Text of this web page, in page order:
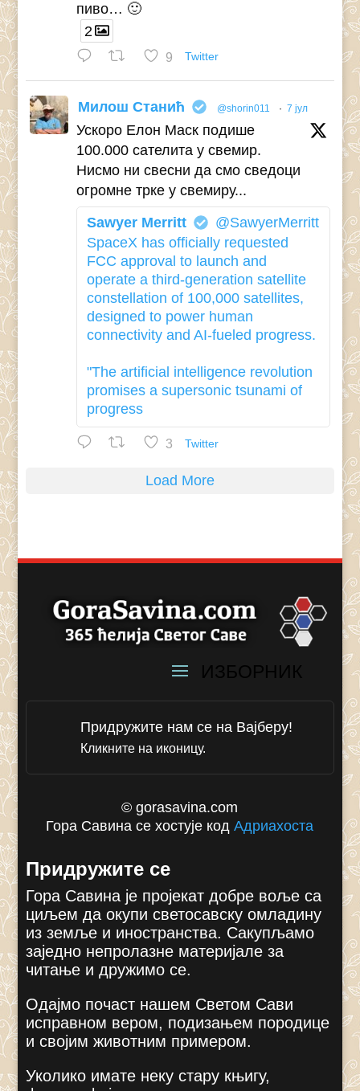
пиво… 🙂
2
9 Twitter
Милош Станић @shorin011 · 7 јул
Ускоро Елон Маск подише
100.000 сателита у свемир.
Нисмо ни свесни да смо сведоци
огромне трке у свемиру...
Sawyer Merritt
@SawyerMerritt
SpaceX has officially requested
FCC approval to launch and
operate a third-generation satellite
constellation of 100,000 satellites,
designed to power human
connectivity and AI-fueled progress.
"The artificial intelligence revolution
promises a supersonic tsunami of
progress
3 Twitter
Load More
Придружите нам се на Вајберу!
Кликните на иконицу.
© gorasavina.com
Гора Савина се хостује кодАдриахоста
Придружите се
Гора Савина је пројекат добре воље са
циљем да окупи светосавску омладину
из земље и иностранства. Сакупљамо
заједно непролазне материјале за
читање и дружимо се.
Одајмо почаст нашем Светом Сави
исправном вером, подизањем породице
и својим животним примером.
Уколико имате неку стару књигу,